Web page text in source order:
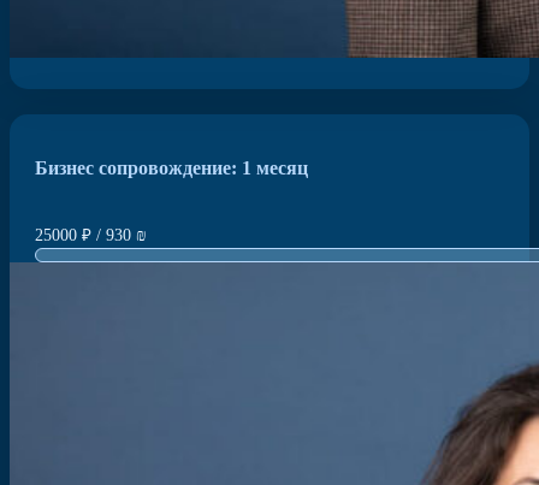
Бизнес сопровождение: 1 месяц
25000 ₽ / 930 ₪